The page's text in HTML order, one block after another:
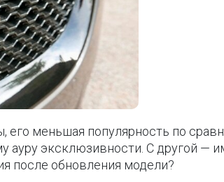
его меньшая популярность по
ауру эксклюзивности. С другой —
после обновления модели?